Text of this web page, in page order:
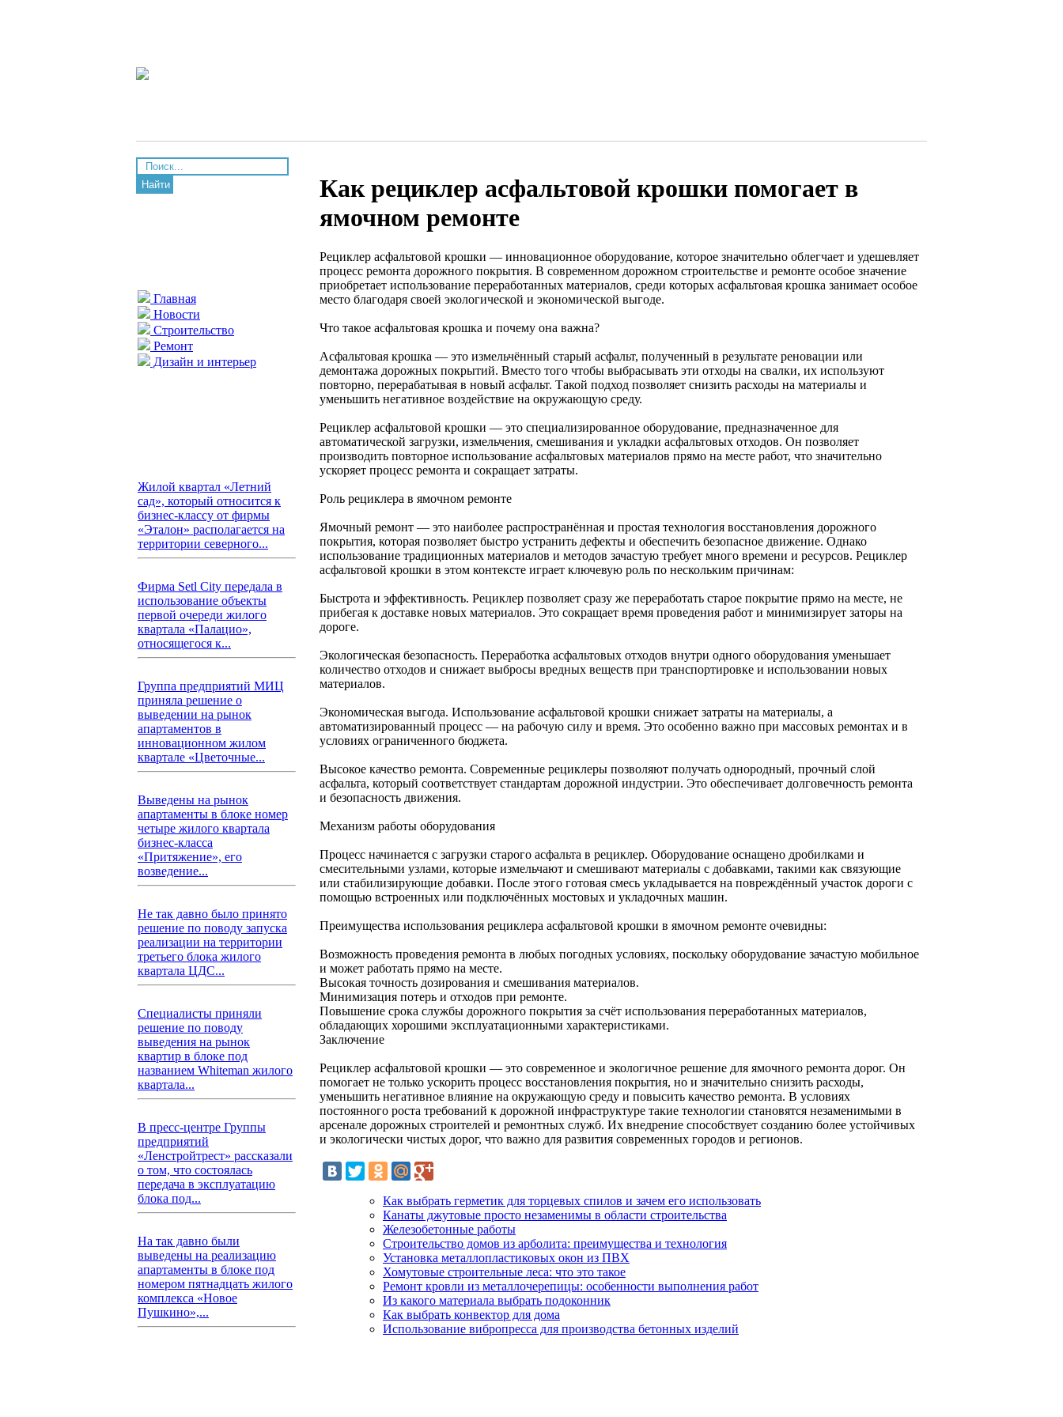
Найти
Главная
Новости
Строительство
Ремонт
Дизайн и интерьер
Жилой квартал «Летний
сад», который относится к
бизнес-классу от фирмы
«Эталон» располагается на
территории северного...
Фирма Setl City передала в
использование объекты
первой очереди жилого
квартала «Палацио»,
относящегося к...
Группа предприятий МИЦ
приняла решение о
выведении на рынок
апартаментов в
инновационном жилом
квартале «Цветочные...
Выведены на рынок
апартаменты в блоке номер
четыре жилого квартала
бизнес-класса
«Притяжение», его
возведение...
Не так давно было принято
решение по поводу запуска
реализации на территории
третьего блока жилого
квартала ЦДС...
Специалисты приняли
решение по поводу
выведения на рынок
квартир в блоке под
названием Whiteman жилого
квартала...
В пресс-центре Группы
предприятий
«Ленстройтрест» рассказали
о том, что состоялась
передача в эксплуатацию
блока под...
На так давно были
выведены на реализацию
апартаменты в блоке под
номером пятнадцать жилого
комплекса «Новое
Пушкино»,...
Как рециклер асфальтовой крошки помогает в
ямочном ремонте
Рециклер асфальтовой крошки — инновационное оборудование, которое значительно облегчает и удешевляет
процесс ремонта дорожного покрытия. В современном дорожном строительстве и ремонте особое значение
приобретает использование переработанных материалов, среди которых асфальтовая крошка занимает особое
место благодаря своей экологической и экономической выгоде.
Что такое асфальтовая крошка и почему она важна?
Асфальтовая крошка — это измельчённый старый асфальт, полученный в результате реновации или
демонтажа дорожных покрытий. Вместо того чтобы выбрасывать эти отходы на свалки, их используют
повторно, перерабатывая в новый асфальт. Такой подход позволяет снизить расходы на материалы и
уменьшить негативное воздействие на окружающую среду.
Рециклер асфальтовой крошки — это специализированное оборудование, предназначенное для
автоматической загрузки, измельчения, смешивания и укладки асфальтовых отходов. Он позволяет
производить повторное использование асфальтовых материалов прямо на месте работ, что значительно
ускоряет процесс ремонта и сокращает затраты.
Роль рециклера в ямочном ремонте
Ямочный ремонт — это наиболее распространённая и простая технология восстановления дорожного
покрытия, которая позволяет быстро устранить дефекты и обеспечить безопасное движение. Однако
использование традиционных материалов и методов зачастую требует много времени и ресурсов. Рециклер
асфальтовой крошки в этом контексте играет ключевую роль по нескольким причинам:
Быстрота и эффективность. Рециклер позволяет сразу же переработать старое покрытие прямо на месте, не
прибегая к доставке новых материалов. Это сокращает время проведения работ и минимизирует заторы на
дороге.
Экологическая безопасность. Переработка асфальтовых отходов внутри одного оборудования уменьшает
количество отходов и снижает выбросы вредных веществ при транспортировке и использовании новых
материалов.
Экономическая выгода. Использование асфальтовой крошки снижает затраты на материалы, а
автоматизированный процесс — на рабочую силу и время. Это особенно важно при массовых ремонтах и в
условиях ограниченного бюджета.
Высокое качество ремонта. Современные рециклеры позволяют получать однородный, прочный слой
асфальта, который соответствует стандартам дорожной индустрии. Это обеспечивает долговечность ремонта
и безопасность движения.
Механизм работы оборудования
Процесс начинается с загрузки старого асфальта в рециклер. Оборудование оснащено дробилками и
смесительными узлами, которые измельчают и смешивают материалы с добавками, такими как связующие
или стабилизирующие добавки. После этого готовая смесь укладывается на повреждённый участок дороги с
помощью встроенных или подключённых мостовых и укладочных машин.
Преимущества использования рециклера асфальтовой крошки в ямочном ремонте очевидны:
Возможность проведения ремонта в любых погодных условиях, поскольку оборудование зачастую мобильное
и может работать прямо на месте.
Высокая точность дозирования и смешивания материалов.
Минимизация потерь и отходов при ремонте.
Повышение срока службы дорожного покрытия за счёт использования переработанных материалов,
обладающих хорошими эксплуатационными характеристиками.
Заключение
Рециклер асфальтовой крошки — это современное и экологичное решение для ямочного ремонта дорог. Он
помогает не только ускорить процесс восстановления покрытия, но и значительно снизить расходы,
уменьшить негативное влияние на окружающую среду и повысить качество ремонта. В условиях
постоянного роста требований к дорожной инфраструктуре такие технологии становятся незаменимыми в
арсенале дорожных строителей и ремонтных служб. Их внедрение способствует созданию более устойчивых
и экологически чистых дорог, что важно для развития современных городов и регионов.
Как выбрать герметик для торцевых спилов и зачем его использовать
Канаты джутовые просто незаменимы в области строительства
Железобетонные работы
Строительство домов из арболита: преимущества и технология
Установка металлопластиковых окон из ПВХ
Хомутовые строительные леса: что это такое
Ремонт кровли из металлочерепицы: особенности выполнения работ
Из какого материала выбрать подоконник
Как выбрать конвектор для дома
Использование вибропресса для производства бетонных изделий